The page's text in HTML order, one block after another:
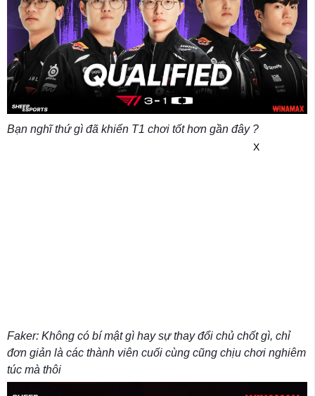
Bạn nghĩ thứ gì đã khiến T1 chơi tốt hơn gần đây ?
X
Faker: Không có bí mật gì hay sự thay đổi chủ chốt gì, chỉ
đơn giản là các thành viên cuối cùng cũng chịu chơi nghiêm
túc mà thôi